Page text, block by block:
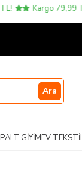
Kargo 79,99 TL!
Ara
ALT GIYIMEV